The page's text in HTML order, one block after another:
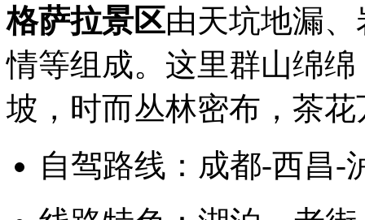
格萨拉景区由天坑地漏
情等组成。这里群山绵
坡，时而丛林密布，茶花
自驾路线：成都-西昌-